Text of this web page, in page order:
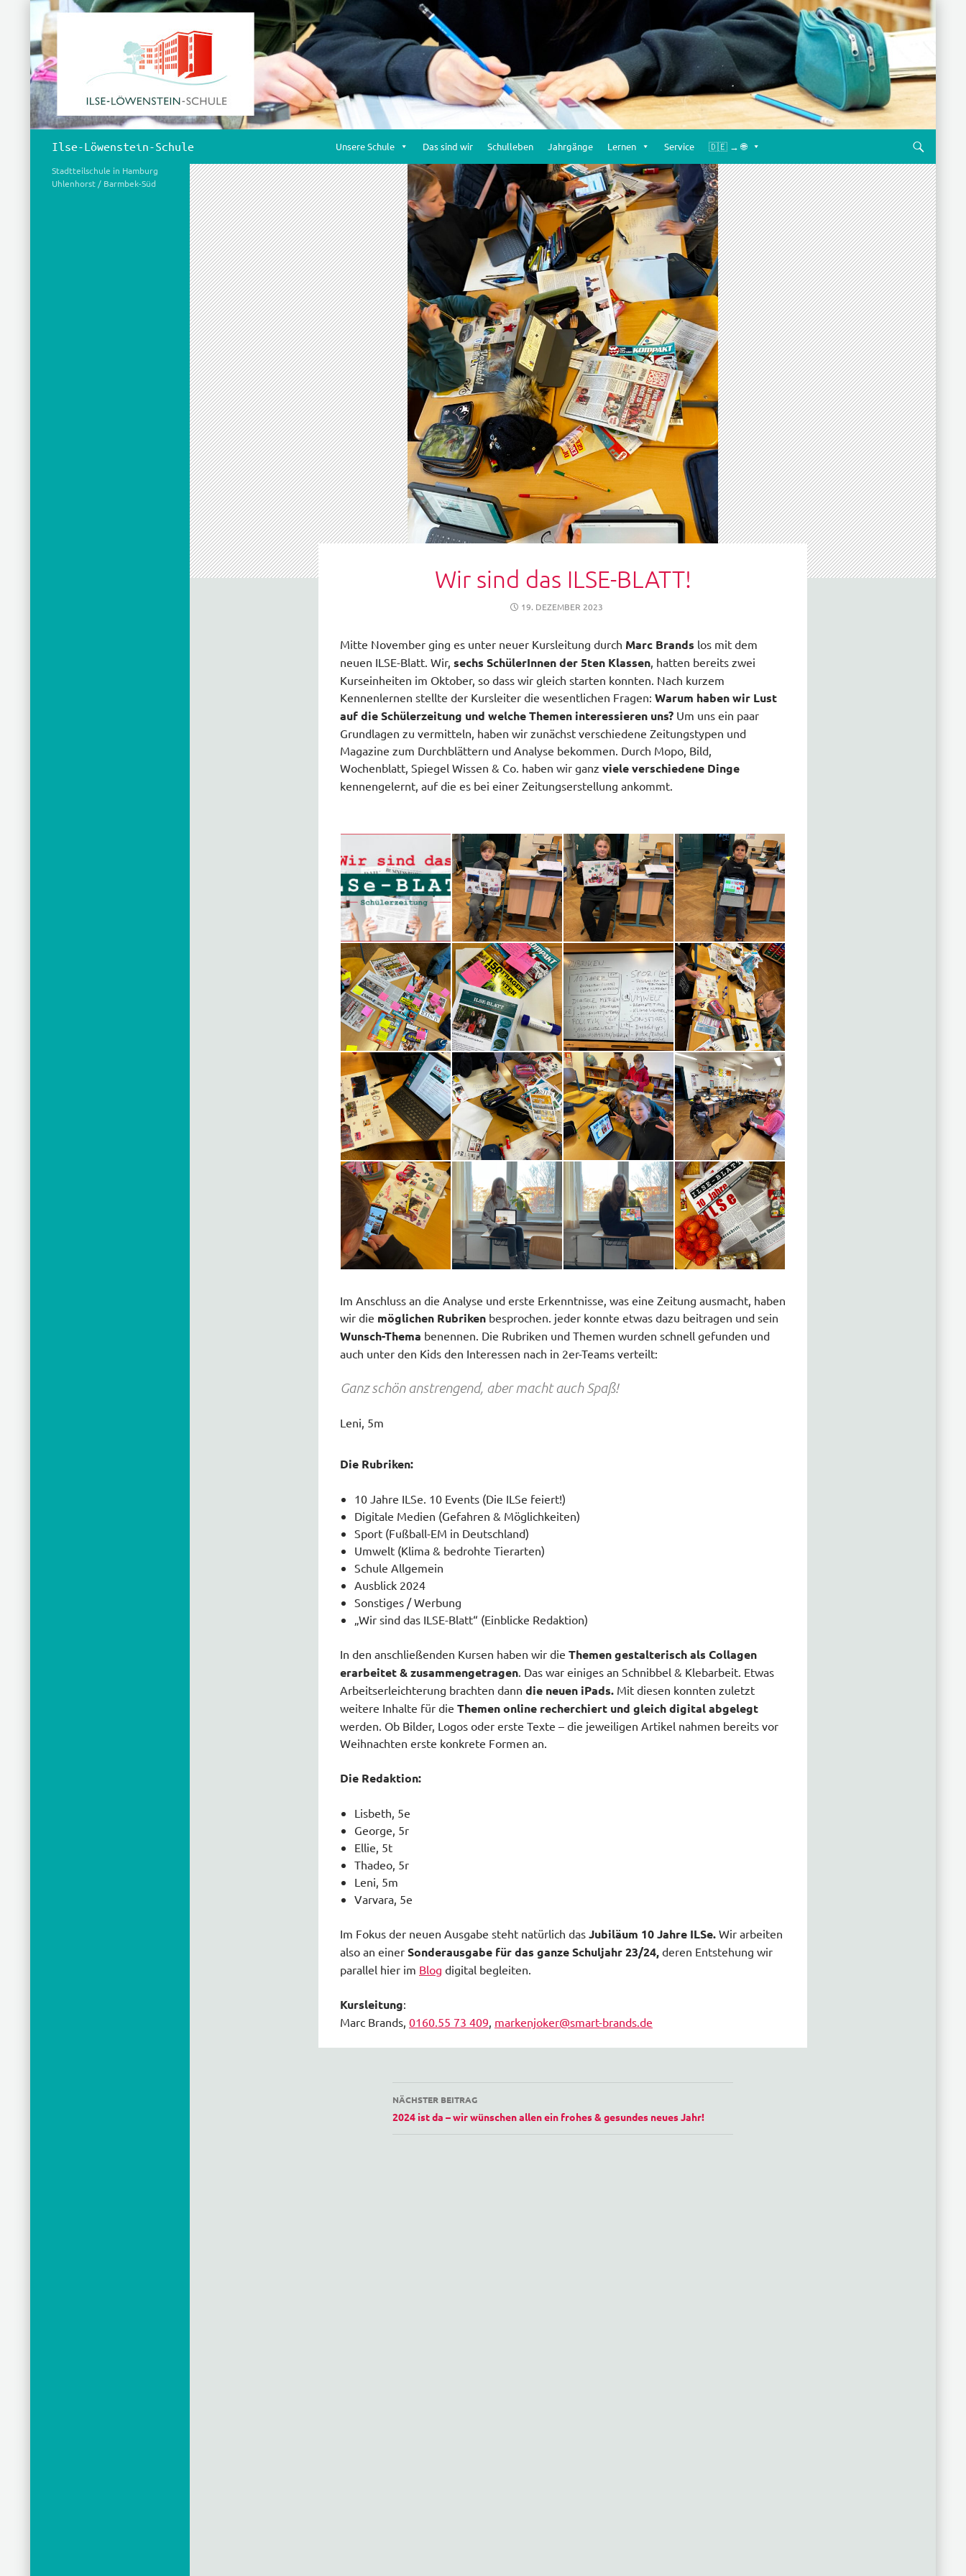
springen
Ilse-Löwenstein-Schule Unsere Schule Das sind wir Schulleben Jahrgänge Lernen Service 🇩🇪 → 🌐
Wir sind das ILSE-BLATT!
19. DEZEMBER 2023
Mitte November ging es unter neuer Kursleitung durch Marc Brands los mit dem
neuen ILSE-Blatt. Wir, sechs SchülerInnen der 5ten Klassen, hatten bereits zwei
Kurseinheiten im Oktober, so dass wir gleich starten konnten. Nach kurzem
Kennenlernen stellte der Kursleiter die wesentlichen Fragen: Warum haben wir Lust
auf die Schülerzeitung und welche Themen interessieren uns? Um uns ein paar
Grundlagen zu vermitteln, haben wir zunächst verschiedene Zeitungstypen und
Magazine zum Durchblättern und Analyse bekommen. Durch Mopo, Bild,
Wochenblatt, Spiegel Wissen & Co. haben wir ganz viele verschiedene Dinge
kennengelernt, auf die es bei einer Zeitungserstellung ankommt.
Im Anschluss an die Analyse und erste Erkenntnisse, was eine Zeitung ausmacht, haben
wir die möglichen Rubriken besprochen. jeder konnte etwas dazu beitragen und sein
Wunsch-Thema benennen. Die Rubriken und Themen wurden schnell gefunden und
auch unter den Kids den Interessen nach in 2er-Teams verteilt:
Ganz schön anstrengend, aber macht auch Spaß!
Leni, 5m
Die Rubriken:
10 Jahre ILSe. 10 Events (Die ILSe feiert!)
Digitale Medien (Gefahren & Möglichkeiten)
Sport (Fußball-EM in Deutschland)
Umwelt (Klima & bedrohte Tierarten)
Schule Allgemein
Ausblick 2024
Sonstiges / Werbung
„Wir sind das ILSE-Blatt“ (Einblicke Redaktion)
In den anschließenden Kursen haben wir die Themen gestalterisch als Collagen
erarbeitet & zusammengetragen. Das war einiges an Schnibbel & Klebarbeit. Etwas
Arbeitserleichterung brachten dann die neuen iPads. Mit diesen konnten zuletzt
weitere Inhalte für die Themen online recherchiert und gleich digital abgelegt
werden. Ob Bilder, Logos oder erste Texte ­­­– die jeweiligen Artikel nahmen bereits vor
Weihnachten erste konkrete Formen an.
Die Redaktion:
Lisbeth, 5e
George, 5r
Ellie, 5t
Thadeo, 5r
Leni, 5m
Varvara, 5e
Im Fokus der neuen Ausgabe steht natürlich das Jubiläum 10 Jahre ILSe. Wir arbeiten
also an einer Sonderausgabe für das ganze Schuljahr 23/24, deren Entstehung wir
parallel hier im Blog digital begleiten.
Kursleitung:
Marc Brands, 0160.55 73 409, markenjoker@smart-brands.de
Beitragsnavigation
NÄCHSTER BEITRAG
2024 ist da ­– wir wünschen allen ein frohes & gesundes neues Jahr!
Stadtteilschule in Hamburg
Uhlenhorst / Barmbek-Süd